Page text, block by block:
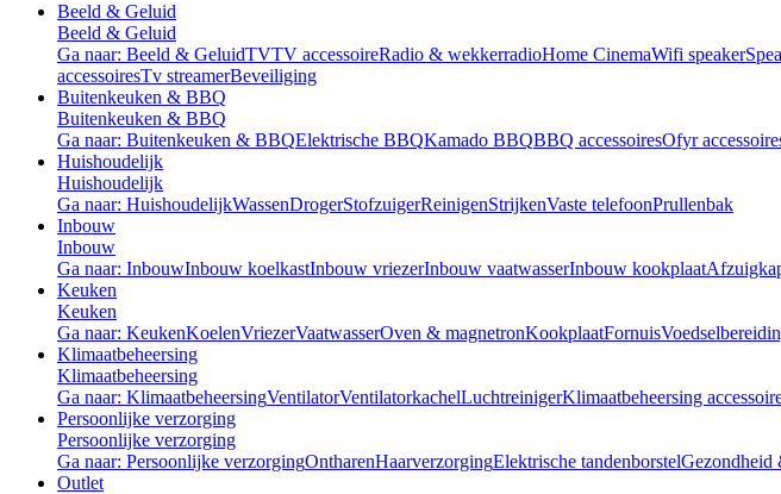
Beeld & Geluid
Beeld & Geluid
Ga naar: Beeld & GeluidTVTV accessoireRadio & wekkerradioHome CinemaWifi speaker
accessoiresTv streamerBeveiliging
Buitenkeuken & BBQ
Buitenkeuken & BBQ
Ga naar: Buitenkeuken & BBQElektrische BBQKamado BBQBBQ accessoiresOfyr
Huishoudelijk
Huishoudelijk
Ga naar: HuishoudelijkWassenDrogerStofzuigerReinigenStrijkenVaste telefoonPrullenbak
Inbouw
Inbouw
Ga naar: InbouwInbouw koelkastInbouw vriezerInbouw vaatwasserInbouw kookplaat
Keuken
Keuken
Ga naar: KeukenKoelenVriezerVaatwasserOven & magnetronKookplaatFornuis
Klimaatbeheersing
Klimaatbeheersing
Ga naar: KlimaatbeheersingVentilatorVentilatorkachelLuchtreinigerKlimaatbeheersing
Persoonlijke verzorging
Persoonlijke verzorging
Ga naar: Persoonlijke verzorgingOntharenHaarverzorgingElektrische tandenborstelGezondheid
Outlet